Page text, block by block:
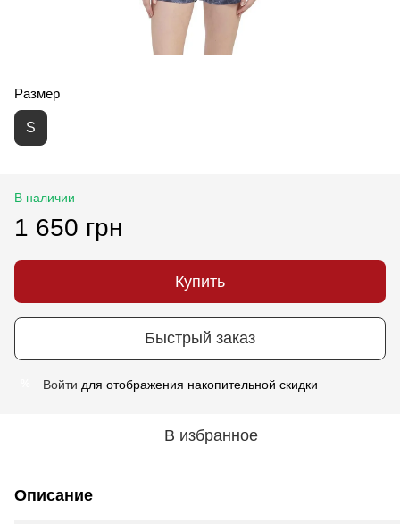
Размер
S
В наличии
1 650 грн
Купить
Быстрый заказ
Войти для отображения накопительной скидки
В избранное
Описание